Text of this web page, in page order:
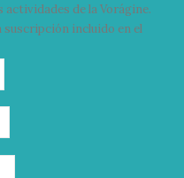
de la Vorágine.
suscripción incluido en el